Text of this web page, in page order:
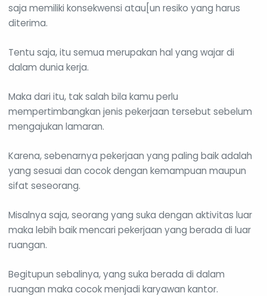
saja memiliki konsekwensi atau[un resiko yang harus
diterima.
Tentu saja, itu semua merupakan hal yang wajar di
dalam dunia kerja.
Maka dari itu, tak salah bila kamu perlu
mempertimbangkan jenis pekerjaan tersebut sebelum
mengajukan lamaran.
Karena, sebenarnya pekerjaan yang paling baik adalah
yang sesuai dan cocok dengan kemampuan maupun
sifat seseorang.
Misalnya saja, seorang yang suka dengan aktivitas luar
maka lebih baik mencari pekerjaan yang berada di luar
ruangan.
Begitupun sebalinya, yang suka berada di dalam
ruangan maka cocok menjadi karyawan kantor.